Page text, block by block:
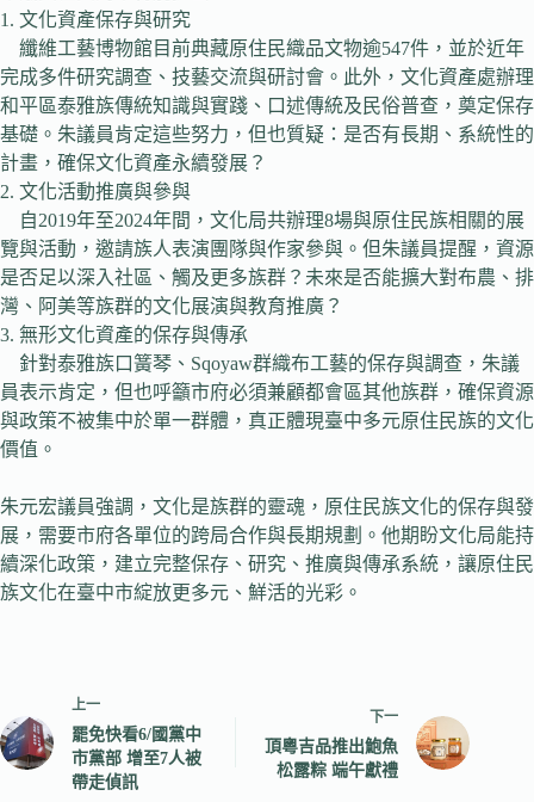
1. 文化資產保存與研究
纖維工藝博物館目前典藏原住民織品文物逾547件，並於近年
完成多件研究調查、技藝交流與研討會。此外，文化資產處辦理
和平區泰雅族傳統知識與實踐、口述傳統及民俗普查，奠定保存
基礎。朱議員肯定這些努力，但也質疑：是否有長期、系統性的
計畫，確保文化資產永續發展？
2. 文化活動推廣與參與
自2019年至2024年間，文化局共辦理8場與原住民族相關的展
覽與活動，邀請族人表演團隊與作家參與。但朱議員提醒，資源
是否足以深入社區、觸及更多族群？未來是否能擴大對布農、排
灣、阿美等族群的文化展演與教育推廣？
3. 無形文化資產的保存與傳承
針對泰雅族口簧琴、Sqoyaw群織布工藝的保存與調查，朱議
員表示肯定，但也呼籲市府必須兼顧都會區其他族群，確保資源
與政策不被集中於單一群體，真正體現臺中多元原住民族的文化
價值。
朱元宏議員強調，文化是族群的靈魂，原住民族文化的保存與發
展，需要市府各單位的跨局合作與長期規劃。他期盼文化局能持
續深化政策，建立完整保存、研究、推廣與傳承系統，讓原住民
族文化在臺中市綻放更多元、鮮活的光彩。
上一
罷免快看6/國黨中
市黨部 增至7人被
帶走偵訊
下一
頂粵吉品推出鮑魚
松露粽 端午獻禮